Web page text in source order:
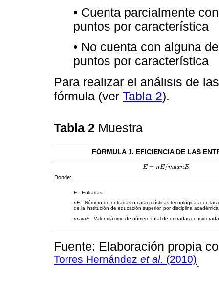
• Cuenta parcialmente
puntos por característica
• No cuenta con alguna
puntos por característica
Para realizar el análisis de
fórmula (ver Tabla 2).
Tabla 2 Muestra
FÓRMULA 1. EFICIENCIA DE LAS
E = nE/maxnE
E= nE /maxnE
Donde:
E= Entradas
nE= Número de entradas o características tecnológicas con
de la institución de educación superior, por disciplina académica
maxnE= Valor máximo de número total de entradas considerada
Fuente: Elaboración propia
Torres Hernández et al. (2010).